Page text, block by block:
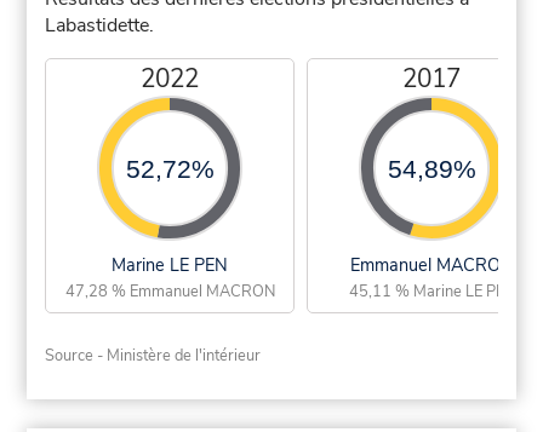
Labastidette.
2022
52,72%
Marine LE PEN
47,28 % Emmanuel MACRON
2017
54,89%
Emmanuel MACRON
45,11 % Marine LE PEN
Source - Ministère de l'intérieur